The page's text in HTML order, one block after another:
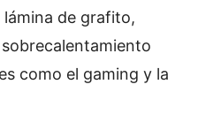
de grafito,
como el gaming y la